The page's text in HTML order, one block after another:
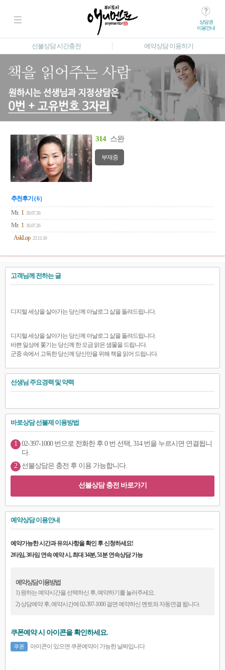
상담권
이용안내
선불상담 시간충전 예약상담 이용하기
314 스완
부재중
추천후기 ( 6 )
Mr. 1 26.07.26
Mr. 1 26.07.26
AskLop 23.11.10
고객님께 전하는 글
디지털 세상을 살아가는 당신께 아날로그 삶을 돌려드립니다.
디지털 세상을 살아가는 당신께 아날로그 삶을 돌려드립니다.
바쁜 일상에 쫓기는 당신께 한 모금 맑은 샘물을 드립니다.
군중 속에서 고독한 당신께 당신만을 위해 책을 읽어 드립니다.
선생님 주요경력 및 약력
바로상담 선불제 이용방법
1 02-397-1000 번으로 전화한 후 0 번 선택, 314 번을 누르시면 연결됩니
다.
2
선불상담은 충전 후 이용 가능합니다.
선불상담 충전 바로가기
예약상담 이용안내
예약가능한 시간과 유의사항을 확인 후 신청하세요!
2타임, 3타임 연속 예약 시, 최대 34분, 51분 연속상담 가능
예약상담 이용방법
1) 원하는 예약시간을 선택하신 후, 예약하기를 눌러주세요.
2) 상담예약 후, 예약시간에 02-397-1000 걸면 예약하신 멘토와 자동연결 됩니다.
쿠폰예약 시 아이콘을 확인하세요.
쿠폰 아이콘이 있으면 쿠폰예약이 가능한 날짜입니다